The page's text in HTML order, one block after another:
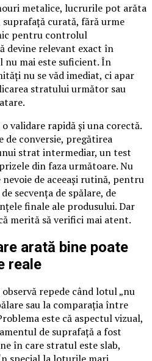
metalice, lucrurile pot arăta
curată, fără urme
pentru controlul
devine relevant exact în
nu mai este suficient. În
nu se văd imediat, ci apar
stratului următor sau
validare rapidă și una corectă.
de conversie, pregătirea
strat intermediar, un test
din faza următoare. Nu
de aceeași rutină, pentru
secvența de spălare, de
finale ale produsului. Dar
merită să verifici mai atent.
arată bine poate
reale
repede când lotul „nu
sau la comparația între
este că aspectul vizual,
de suprafață a fost
în care stratul este slab,